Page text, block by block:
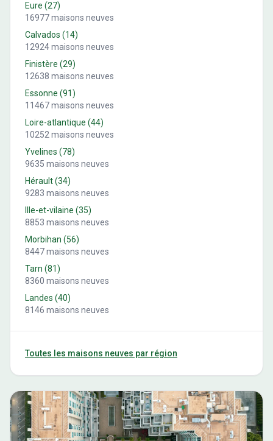
Eure (27)
16977maisons neuves
Calvados (14)
12924maisons neuves
Finistère (29)
12638 maisons neuves
Essonne (91)
11467maisons neuves
Loire-atlantique (44)
10252 maisons neuves
Yvelines (78)
9635 maisons neuves
Hérault(34)
9283 maisons neuves
Ille-et-vilaine (35)
8853 maisons neuves
Morbihan (56)
8447maisons neuves
Tarn (81)
8360 maisons neuves
Landes (40)
8146 maisons neuves
Toutes les maisons neuves par région